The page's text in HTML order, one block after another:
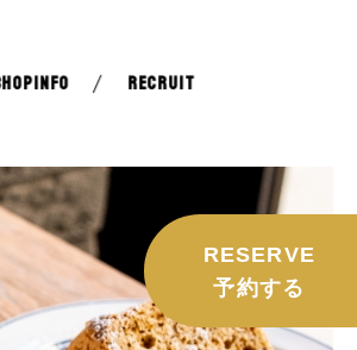
RECRUIT
RESERVE
予約する